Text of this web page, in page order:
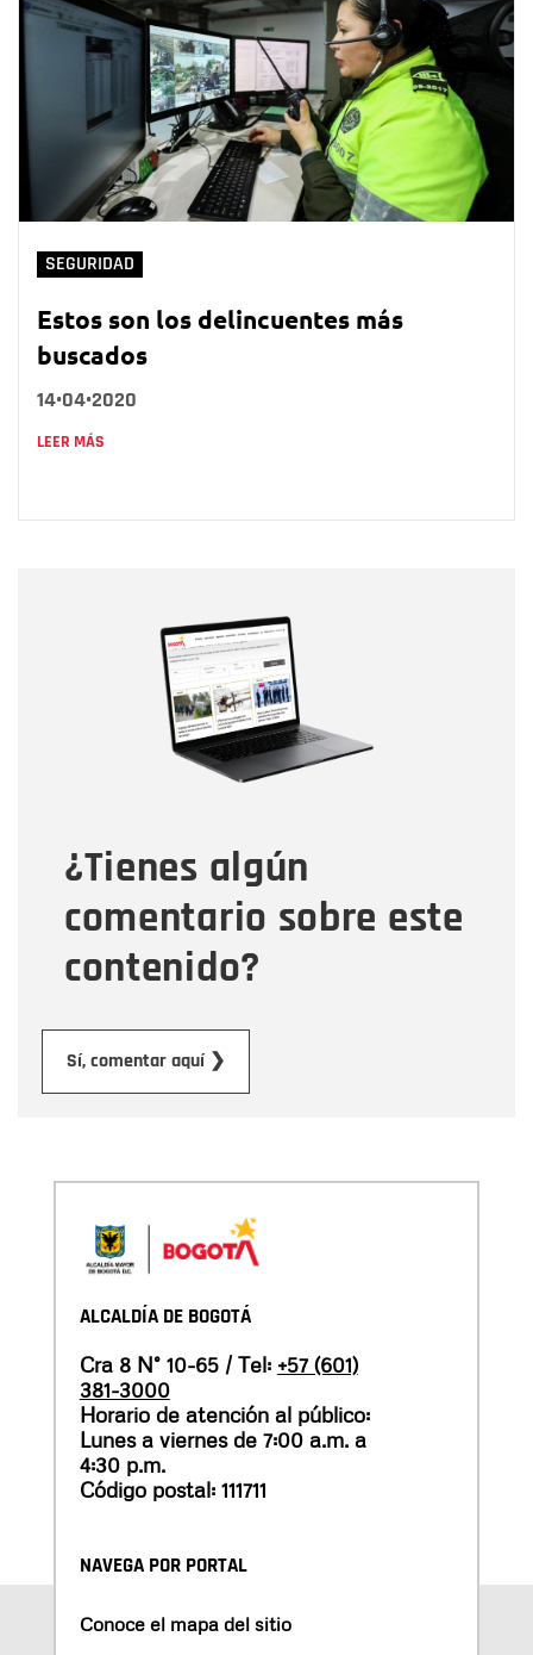
SEGURIDAD
Estos son los delincuentes más
buscados
14•04•2020
LEER MÁS
¿Tienes algún
comentario sobre este
contenido?
Sí, comentar aquí ❯
Correo electrónico
Tipo de comentario
Mensaje
ALCALDÍA DE BOGOTÁ
Cra 8 N° 10-65 / Tel: +57 (601)
381-3000
Horario de atención al público:
Lunes a viernes de 7:00 a.m. a
4:30 p.m.
Código postal: 111711
NAVEGA POR PORTAL
Conoce el mapa del sitio